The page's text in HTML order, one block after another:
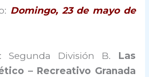
Domingo, 23 de mayo de
Segunda División B. Las
– Recreativo Granada